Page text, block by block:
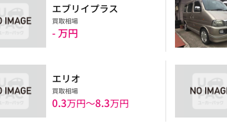
エブリイプラス
買取相場
- 万円
エリオ
買取相場
0.3万円〜8.3万円